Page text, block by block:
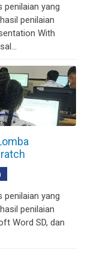
penilaian yang
penilaian
With
penilaian yang
penilaian
Word SD, dan